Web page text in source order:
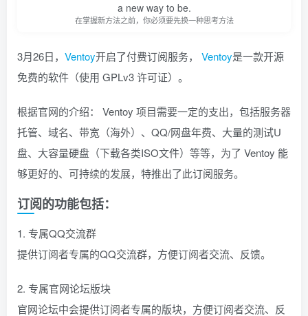
a new way to be.
在掌握新方法之前，你必须要先换一种思考方法
3月26日， Ventoy开启了付费订阅服务， Ventoy是一款开源
免费的软件（使用 GPLv3 许可证）。
根据官网的介绍： Ventoy 项目需要一定的支出，包括服务器
托管、域名、带宽（海外）、QQ/网盘年费、大量的测试U
盘、大容量硬盘（下载各类ISO文件）等等，为了 Ventoy 能
够更好的、可持续的发展，特推出了此订阅服务。
订阅的功能包括：
1. 专属QQ交流群
提供订阅者专属的QQ交流群，方便订阅者交流、反馈。
2. 专属官网论坛版块
官网论坛中会提供订阅者专属的版块，方便订阅者交流、反
没有账号？立即注册
登录密码
登录
社交账号登录
使用社交账号登录即表示同意